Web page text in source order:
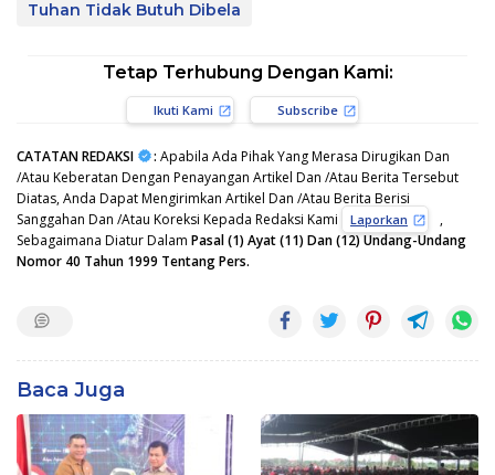
Tuhan Tidak Butuh Dibela
Tetap Terhubung Dengan Kami:
Ikuti Kami Subscribe
CATATAN REDAKSI : Apabila Ada Pihak Yang Merasa Dirugikan Dan
/Atau Keberatan Dengan Penayangan Artikel Dan /Atau Berita Tersebut
Diatas, Anda Dapat Mengirimkan Artikel Dan /Atau Berita Berisi
Sanggahan Dan /Atau Koreksi Kepada Redaksi Kami
Laporkan
,
Sebagaimana Diatur Dalam Pasal (1) Ayat (11) Dan (12) Undang-Undang
Nomor 40 Tahun 1999 Tentang Pers.
Baca Juga